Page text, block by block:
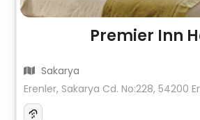
Premier Inn
Sakarya
Erenler, Sakarya Cd. No:228, 54200